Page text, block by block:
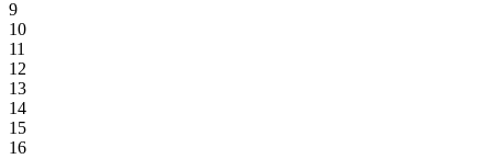
9
10
11
12
13
14
15
16